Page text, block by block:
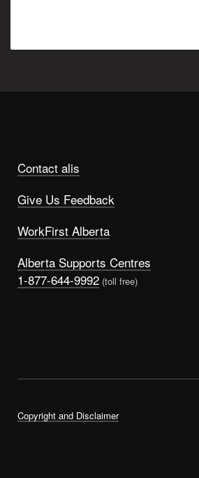
Contact alis
Give Us Feedback
WorkFirst Alberta
Alberta Supports Centres
1-877-644-9992 (toll free)
Copyright and Disclaimer